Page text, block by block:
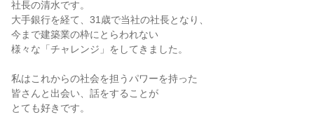
社長の清水です。
大手銀行を経て、31歳で当社の社長となり、
今まで建築業の枠にとらわれない
様々な「チャレンジ」をしてきました。
私はこれからの社会を担うパワーを持った
皆さんと出会い、話をすることが
とても好きです。